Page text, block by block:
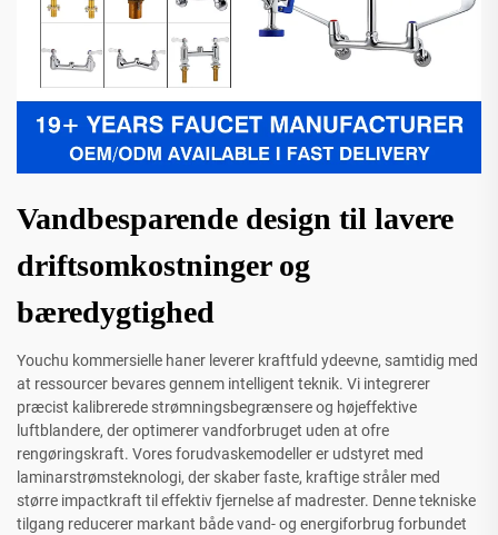
Vandbesparende design til lavere
driftsomkostninger og
bæredygtighed
Youchu kommersielle haner leverer kraftfuld ydeevne, samtidig med
at ressourcer bevares gennem intelligent teknik. Vi integrerer
præcist kalibrerede strømningsbegrænsere og højeffektive
luftblandere, der optimerer vandforbruget uden at ofre
rengøringskraft. Vores forudvaskemodeller er udstyret med
laminarstrømsteknologi, der skaber faste, kraftige stråler med
større impactkraft til effektiv fjernelse af madrester. Denne tekniske
tilgang reducerer markant både vand- og energiforbrug forbundet